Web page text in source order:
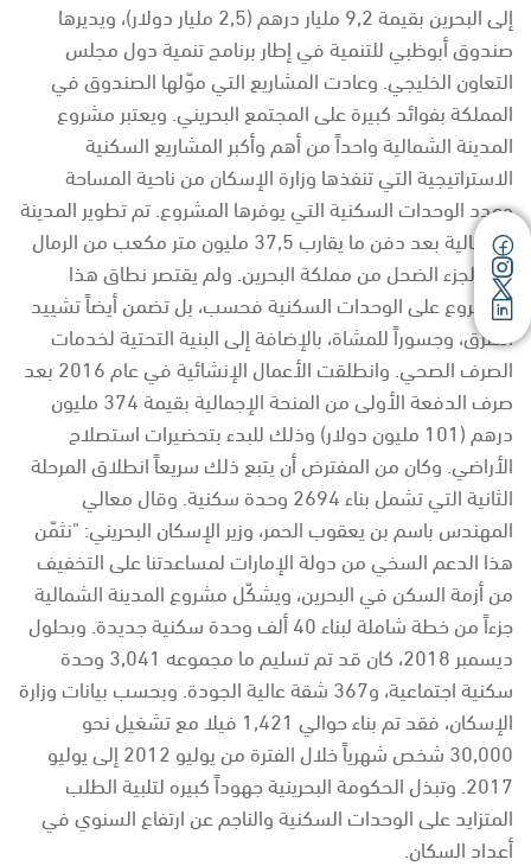
إلى البحرين بقيمة 9,2 مليار درهم (2,5 مليار دولار)، ويديرها
صندوق أبوظبي للتنمية في إطار برنامج تنمية دول مجلس
التعاون الخليجي. وعادت المشاريع التي موّلها الصندوق في
المملكة بفوائد كبيرة على المجتمع البحريني. ويعتبر مشروع
المدينة الشمالية واحداً من أهم وأكبر المشاريع السكنية
الاستراتيجية التي تنفذها وزارة الإسكان من ناحية المساحة
وعدد الوحدات السكنية التي يوفرها المشروع. تم تطوير المدينة
الشمالية بعد دفن ما يقارب 37,5 مليون متر مكعب من الرمال
في الجزء الضحل من مملكة البحرين. ولم يقتصر نطاق هذا
المشروع على الوحدات السكنية فحسب، بل تضمن أيضاً تشييد
الطرق، وجسوراً للمشاة، بالإضافة إلى البنية التحتية لخدمات
الصرف الصحي. وانطلقت الأعمال الإنشائية في عام 2016 بعد
صرف الدفعة الأولى من المنحة الإجمالية بقيمة 374 مليون
درهم (101 مليون دولار) وذلك للبدء بتحضيرات استصلاح
الأراضي. وكان من المفترض أن يتبع ذلك سريعاً انطلاق المرحلة
الثانية التي تشمل بناء 2694 وحدة سكنية. وقال معالي
المهندس باسم بن يعقوب الحمر، وزير الإسكان البحريني: "نثمّن
هذا الدعم السخي من دولة الإمارات لمساعدتنا على التخفيف
من أزمة السكن في البحرين، ويشكّل مشروع المدينة الشمالية
جزءاً من خطة شاملة لبناء 40 ألف وحدة سكنية جديدة. وبحلول
ديسمبر 2018، كان قد تم تسليم ما مجموعه 3,041 وحدة
سكنية اجتماعية، و367 شقة عالية الجودة. وبحسب بيانات وزارة
الإسكان، فقد تم بناء حوالي 1,421 فيلا مع تشغيل نحو
30,000 شخص شهرياً خلال الفترة من يوليو 2012 إلى يوليو
2017. وتبذل الحكومة البحرينية جهوداً كبيره لتلبية الطلب
المتزايد على الوحدات السكنية والناجم عن ارتفاع السنوي في
أعداد السكان.